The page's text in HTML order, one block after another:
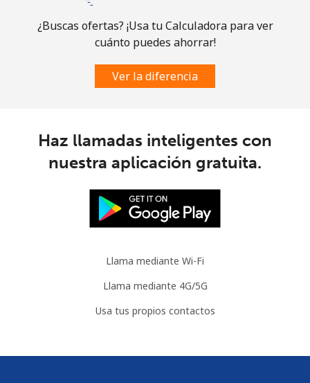
¿Buscas ofertas? ¡Usa tu Calculadora para ver
cuánto puedes ahorrar!
Ver la diferencia
Haz llamadas inteligentes con
nuestra aplicación gratuita.
Llama mediante Wi-Fi
Llama mediante 4G/5G
Usa tus propios contactos